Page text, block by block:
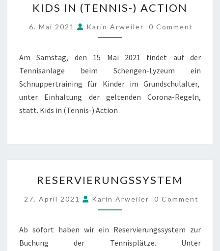
IN
(TENNIS-)
ACTION
KIDS IN (TENNIS-) ACTION
6. Mai 2021 Karin Arweiler COMMENTS
0 Comment
Am Samstag, den 15 Mai 2021 findet auf der
Tennisanlage beim Schengen-Lyzeum ein
Schnuppertraining für Kinder im Grundschulalter,
unter Einhaltung der geltenden Corona-Regeln,
statt. Kids in (Tennis-) Action
RESERVIERUNGSSYSTEM
27. April 2021 Karin Arweiler COMMENTS
0 Comment
Ab sofort haben wir ein Reservierungssystem zur
Buchung der Tennisplätze. Unter